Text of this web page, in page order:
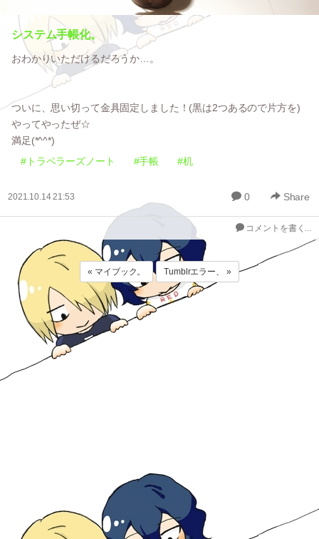
システム手帳化。
おわかりいただけるだろうか…。
ついに、思い切って金具固定しました！(黒は2つあるので片方を)
やってやったぜ☆
満足(*^^*)
#トラベラーズノート
#手帳 #机
2021.10.14 21:53 0 Share
コメントを書く...
« マイブック。 Tumblrエラー、 »